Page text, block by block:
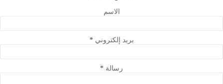
الاسم
بريد إلكتروني*
رسالة *